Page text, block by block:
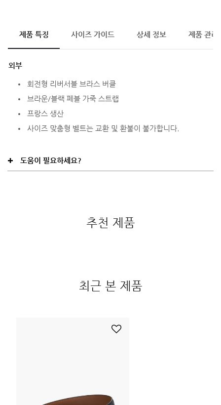
제품 특징 사이즈 가이드 상세 정보 제품 관리
외부
회전형 리버서블 브라스 버클
브라운/블랙 페블 가죽 스트랩
프랑스 생산
사이즈 맞춤형 벨트는 교환 및 환불이 불가합니다.
도움이 필요하세요?
추천 제품
최근 본 제품